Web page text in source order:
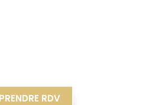
PRENDRE RDV